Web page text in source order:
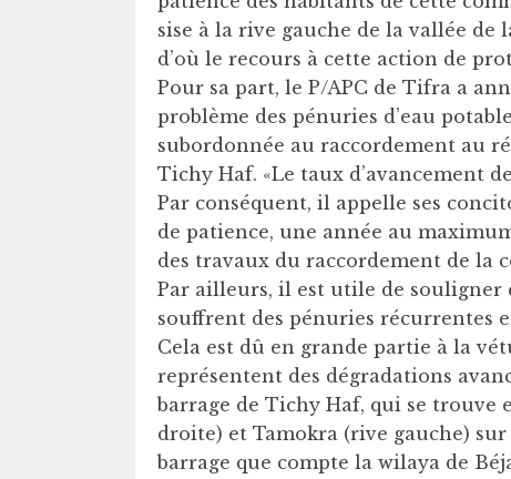
sise à la rive gauche de la vallée de
d’où le recours à cette action de
Pour sa part, le P/APC de Tifra a
problème des pénuries d’eau
subordonnée au raccordement au
Tichy Haf. «Le taux d’avancement
Par conséquent, il appelle ses
de patience, une année au
des travaux du raccordement de la
Par ailleurs, il est utile de
souffrent des pénuries récurrentes
Cela est dû en grande partie à la
représentent des dégradations
barrage de Tichy Haf, qui se trouve
droite) et Tamokra (rive gauche)
barrage que compte la wilaya de